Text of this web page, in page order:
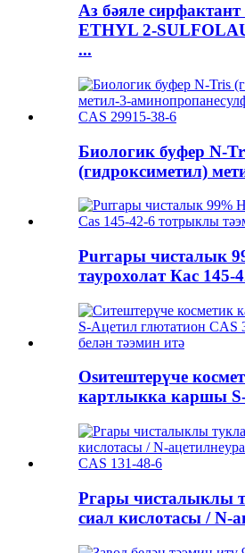
Аз бәяле
ETHYL 2-
...
Биологик буфер N-
(гидроксиметил)
Purгары чисталык
таурохолат Кас 145-
Osитештерүче
картлыкка каршы
Pгары чисталыклы
сиал кислотасы / N-